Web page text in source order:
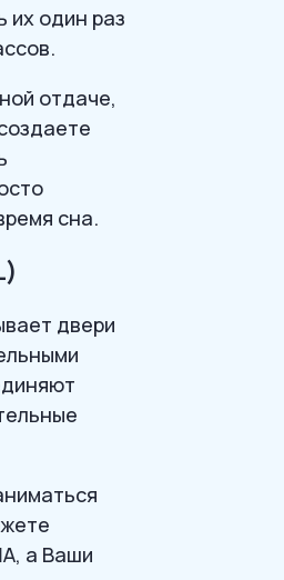
их один раз
отдаче,
сна.
двери
а Ваши